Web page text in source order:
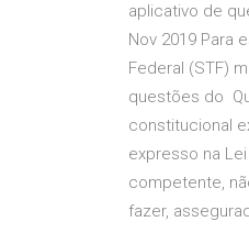
aplicativo de
Nov 2019 Para
Federal (STF)
questões do
constitucional
expresso na
competente,
fazer,